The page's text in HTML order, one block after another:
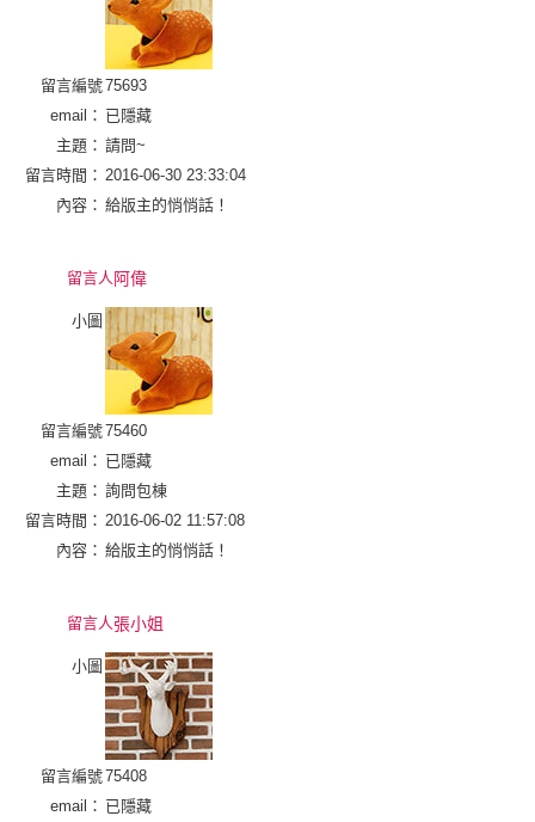
留言編號75693
email： 已隱藏
主題： 請問~
留言時間： 2016-06-30 23:33:04
內容： 給版主的悄悄話！
留言人 阿偉
小圖
留言編號75460
email： 已隱藏
主題： 詢問包棟
留言時間： 2016-06-02 11:57:08
內容： 給版主的悄悄話！
留言人張小姐
小圖
留言編號75408
email： 已隱藏